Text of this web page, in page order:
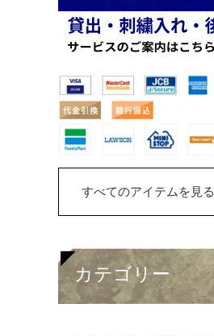
すべてのアイテムを見る
カテゴリー